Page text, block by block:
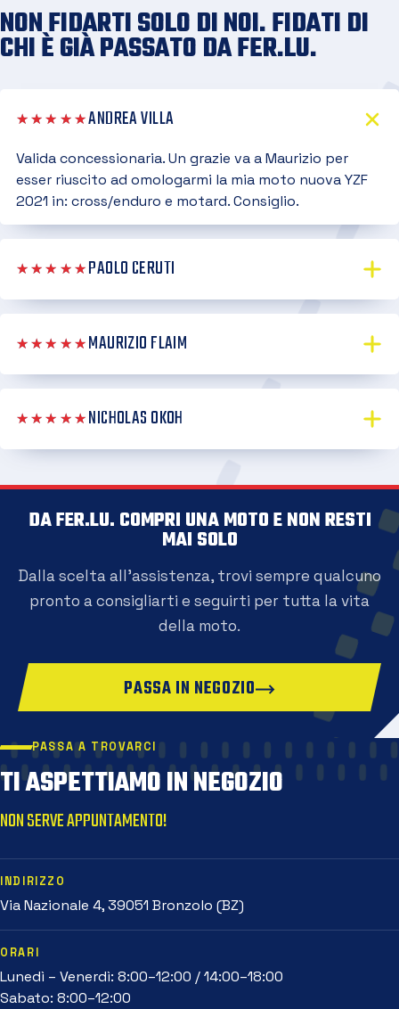
NON FIDARTI SOLO DI NOI. FIDATI DI
CHI È GIÀ PASSATO DA FER.LU.
★★★★★ANDREA VILLA
Valida concessionaria. Un grazie va a Maurizio per
esser riuscito ad omologarmi la mia moto nuova YZF
2021 in: cross/enduro e motard. Consiglio.
★★★★★PAOLO CERUTI
★★★★★MAURIZIO FLAIM
★★★★★NICHOLAS OKOH
DA FER.LU. COMPRI UNA MOTO E NON RESTI
MAI SOLO
Dalla scelta all'assistenza, trovi sempre qualcuno
pronto a consigliarti e seguirti per tutta la vita
della moto.
PASSA IN NEGOZIO
PASSA A TROVARCI
TI ASPETTIAMO IN NEGOZIO
NON SERVE APPUNTAMENTO!
INDIRIZZO
Via Nazionale 4, 39051 Bronzolo (BZ)
ORARI
Lunedì – Venerdì: 8:00–12:00 / 14:00–18:00
Sabato: 8:00–12:00